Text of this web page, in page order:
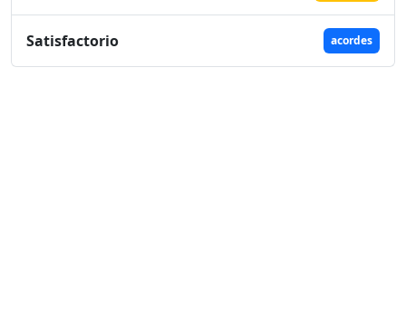
Satisfactorio acordes